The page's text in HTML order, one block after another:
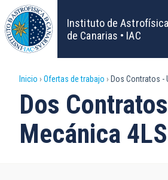
Pasar
al
contenido
principal
Instituto de Astrofísica
de Canarias • IAC
Sobrescribir
enlaces
de
Inicio Ofertas de trabajo Dos Contratos -
Dos
Mecánica